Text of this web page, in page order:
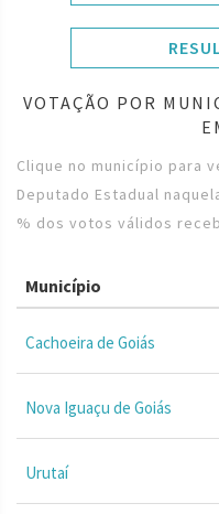
VOTAÇÃO POR
Clique no município para
Deputado Estadual
% dos votos válidos
Município
Cachoeira de Goiás
Nova Iguaçu de Goiás
Urutaí